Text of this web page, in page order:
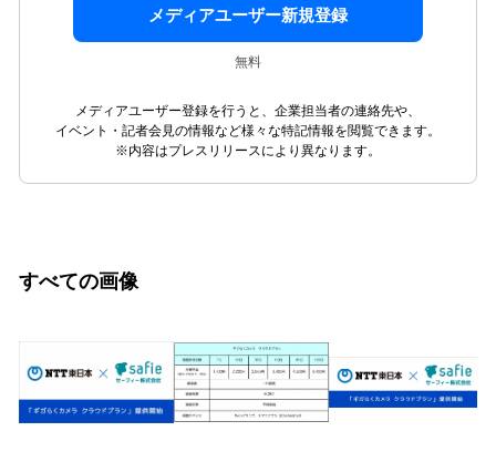
メディアユーザー新規登録
無料
メディアユーザー登録を行うと、企業担当者の連絡先や、
イベント・記者会見の情報など様々な特記情報を閲覧できます。
※内容はプレスリリースにより異なります。
すべての画像